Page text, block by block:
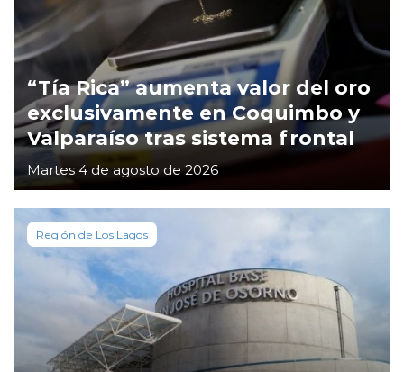
“Tía Rica” aumenta valor del oro
exclusivamente en Coquimbo y
Valparaíso tras sistema frontal
Martes 4 de agosto de 2026
Región de Los Lagos